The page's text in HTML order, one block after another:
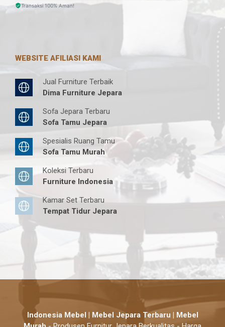
Transaksi 100% Aman!
WEBSITE AFILIASI KAMI
Jual Furniture Terbaik
Dima Furniture Jepara
Sofa Jepara Terbaru
Sofa Tamu Jepara
Spesialis Ruang Tamu
Sofa Tamu Murah
Koleksi Terbaru
Furniture Indonesia
Kamar Set Terbaru
Tempat Tidur Jepara
Indonesia Mebel | Mebel Jepara Terbaru | Mebel